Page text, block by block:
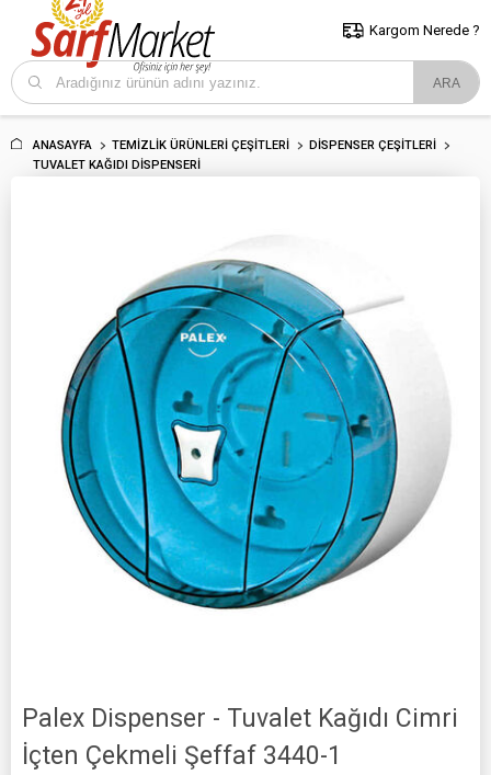
5000 TL ve Üzeri Alışverişlerde İstanbul İçi Kargo Bedava!
ve Trakya İçin Tıklayın..
Kargom Nerede ?
ANASAYFA TEMIZLIK ÜRÜNLERI ÇEŞITLERI
DISPENSER ÇEŞITLERI
TUVALET KAĞIDI DISPENSERI
Palex Dispenser - Tuvalet Kağıdı Cimri
İçten Çekmeli Şeffaf 3440-1